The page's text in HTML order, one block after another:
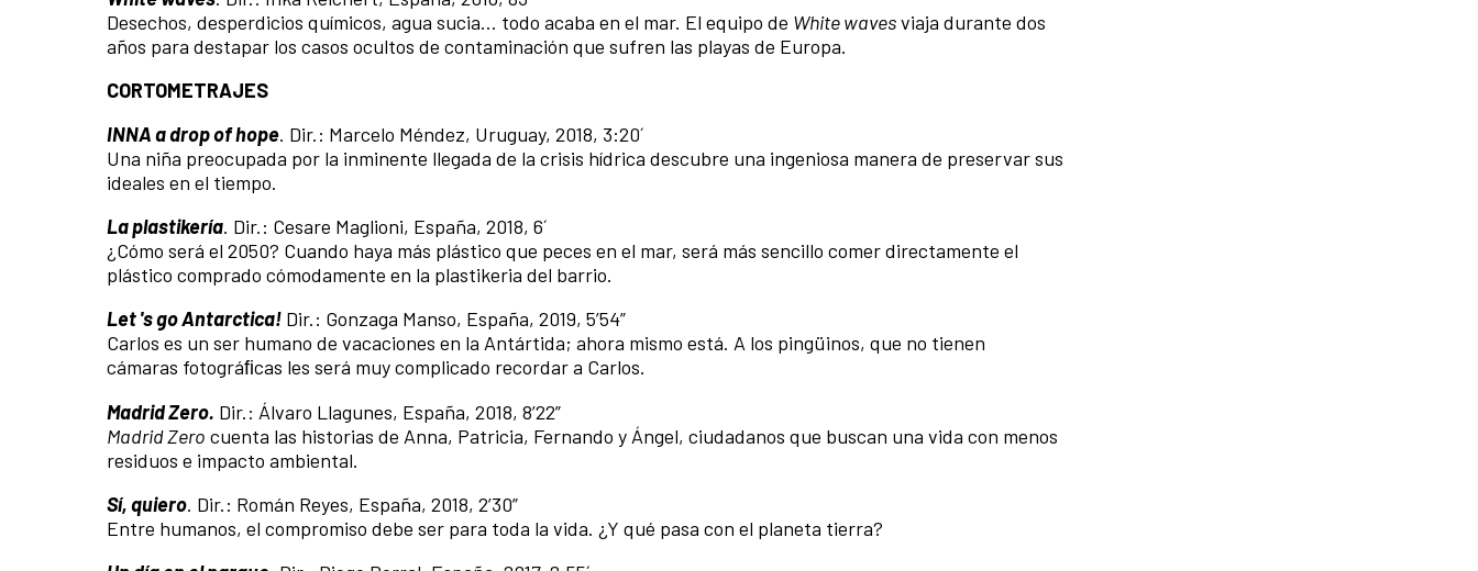
Desechos, desperdicios químicos, agua sucia… todo acaba en el mar. El equipo de White wavesviaja durante dos
años para destapar los casos ocultos de contaminación que sufren las playas de Europa.
CORTOMETRAJES
INNA a drop of hope. Dir.: Marcelo Méndez, Uruguay, 2018, 3:20´
Una niña preocupada por la inminente llegada de la crisis hídrica descubre una ingeniosa manera de preservar sus
ideales en el tiempo.
La plastikería. Dir.: Cesare Maglioni, España, 2018, 6´
¿Cómo será el 2050? Cuando haya más plástico que peces en el mar, será más sencillo comer directamente el
plástico comprado cómodamente en la plastikeria del barrio.
Let 's go Antarctica! Dir.: Gonzaga Manso, España, 2019, 5’54”
Carlos es un ser humano de vacaciones en la Antártida; ahora mismo está. A los pingüinos, que no tienen
cámaras fotográﬁcas les será muy complicado recordar a Carlos.
Madrid Zero. Dir.: Álvaro Llagunes, España, 2018, 8’22”
Madrid Zero cuenta las historias de Anna, Patricia, Fernando y Ángel, ciudadanos que buscan una vida con menos
residuos e impacto ambiental.
Sí, quiero. Dir.: Román Reyes, España, 2018, 2’30”
Entre humanos, el compromiso debe ser para toda la vida. ¿Y qué pasa con el planeta tierra?